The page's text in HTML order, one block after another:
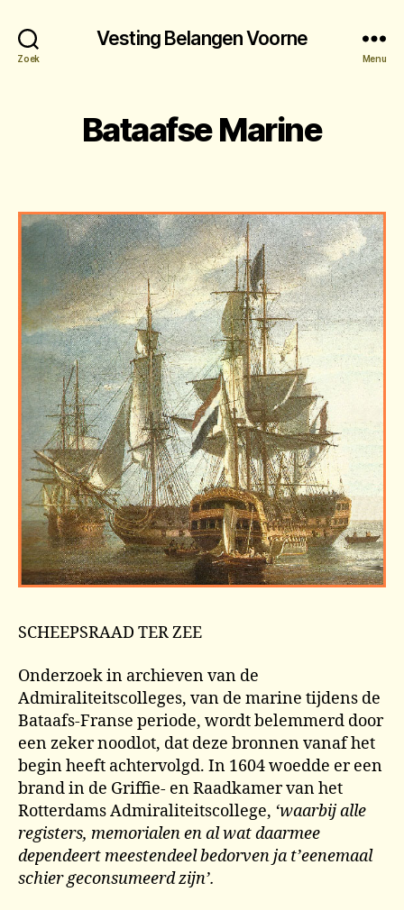
Zoek
Vesting Belangen Voorne
Menu
Bataafse Marine
SCHEEPSRAAD TER ZEE
Onderzoek in archieven van de
Admiraliteitscolleges, van de marine tijdens de
Bataafs-Franse periode, wordt belemmerd door
een zeker noodlot, dat deze bronnen vanaf het
begin heeft achtervolgd. In 1604 woedde er een
brand in de Griffie- en Raadkamer van het
Rotterdams Admiraliteitscollege, ‘waarbij alle
registers, memorialen en al wat daarmee
dependeert meestendeel bedorven ja t’eenemaal
schier geconsumeerd zijn’.